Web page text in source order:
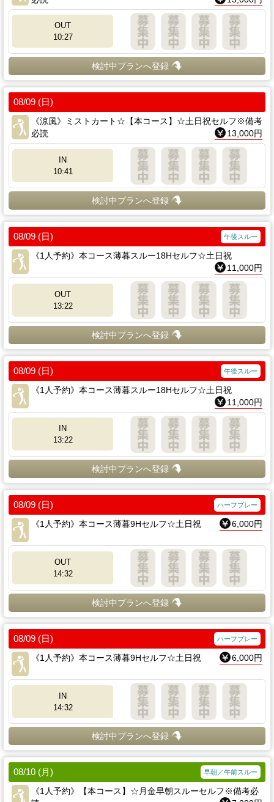
OUT
10:27
検討中プランへ登録
08/09 (日)
《涼風》ミストカート☆【本コース】☆土日祝セルフ※備考
必読
13,000円
IN
10:41
検討中プランへ登録
08/09 (日) 午後スルー
《1人予約》本コース薄暮スルー18Hセルフ☆土日祝
11,000円
OUT
13:22
検討中プランへ登録
08/09 (日) 午後スルー
《1人予約》本コース薄暮スルー18Hセルフ☆土日祝
11,000円
IN
13:22
検討中プランへ登録
08/09 (日) ハーフプレー
《1人予約》本コース薄暮9Hセルフ☆土日祝 6,000円
OUT
14:32
検討中プランへ登録
08/09 (日) ハーフプレー
《1人予約》本コース薄暮9Hセルフ☆土日祝 6,000円
IN
14:32
検討中プランへ登録
08/10 (月) 早朝／午前スルー
《1人予約》【本コース】☆月金早朝スルーセルフ※備考必